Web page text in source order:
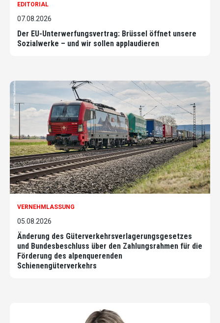
EDITORIAL
07.08.2026
Der EU-Unterwerfungsvertrag: Brüssel öffnet unsere
Sozialwerke – und wir sollen applaudieren
VERNEHMLASSUNG
05.08.2026
Änderung des Güterverkehrsverlagerungsgesetzes
und Bundesbeschluss über den Zahlungsrahmen für die
Förderung des alpenquerenden
Schienengüterverkehrs